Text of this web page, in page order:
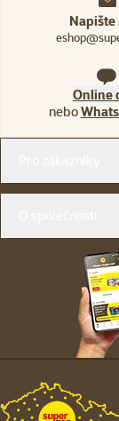
Napište
Online
nebo